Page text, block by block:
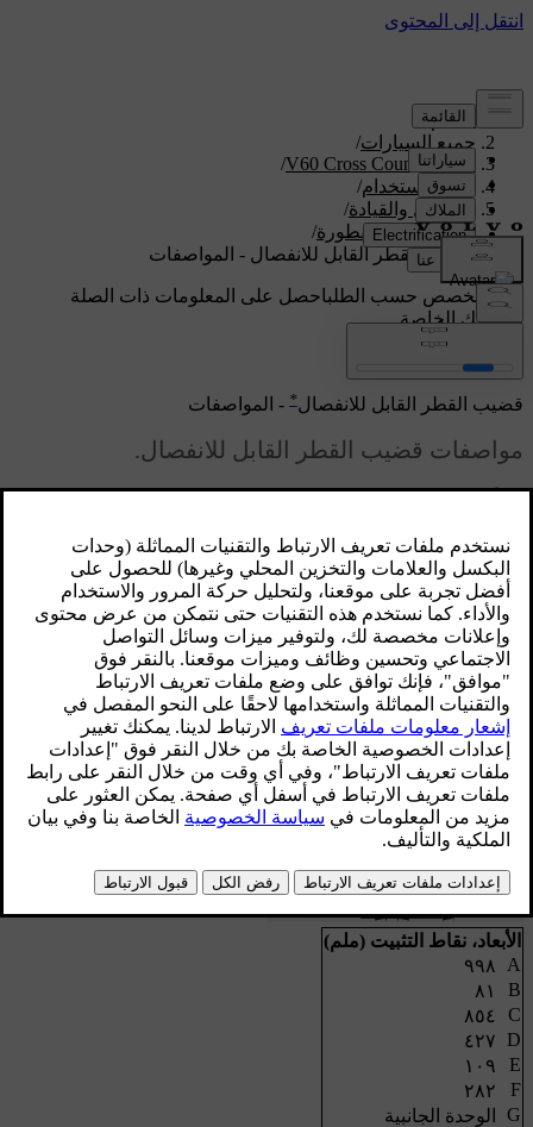
الدعم/
جميع السيارات/
V60 Cross Country 2018
/
دليل الاستخدام/
التشغيل والقيادة/
القيادة مع مقطورة/
قضيب القطر القابل للانفصال - المواصفات
دعم مخصص حسب الطلباحصل على المعلومات ذات الصلة
بسيارتك الخاصة.
تسجيل الدخول
محدّث ٠٨‏/٠٦‏/٢٠٢٣
قضيب القطر القابل للانفصال* - المواصفات
مواصفات قضيب القطر القابل للانفصال.
الأبعاد، نقاط التثبيت (ملم)
A
٩٩٨
B
٨١
C
٨٥٤
D
٤٢٧
E
١٠٩
F
٢٨٢
G
الوحدة الجانبية